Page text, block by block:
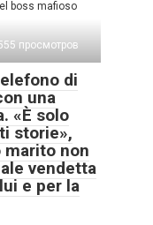
boss mafioso
просмотров
di
una
«È solo
storie»,
marito non
vendetta
e per la